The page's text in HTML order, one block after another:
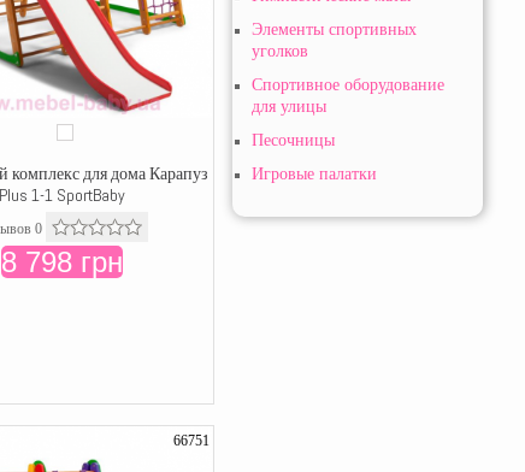
комплекс для дома Карапуз
Plus 1-1 SportBaby
0
8 798 грн
66751
Элементы спортивных
уголков
Спортивное оборудование
для улицы
Песочницы
Игровые палатки